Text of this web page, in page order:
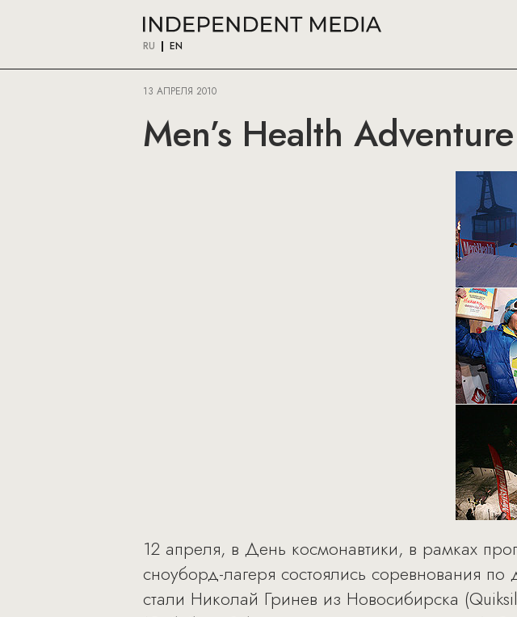
RU EN
13 АПРЕЛЯ 2010
Men’s Health
12 апреля, в День космонавтики, в рамках
сноуборд-лагеря состоялись соревнования
стали Николай Гринев из Новосибирска